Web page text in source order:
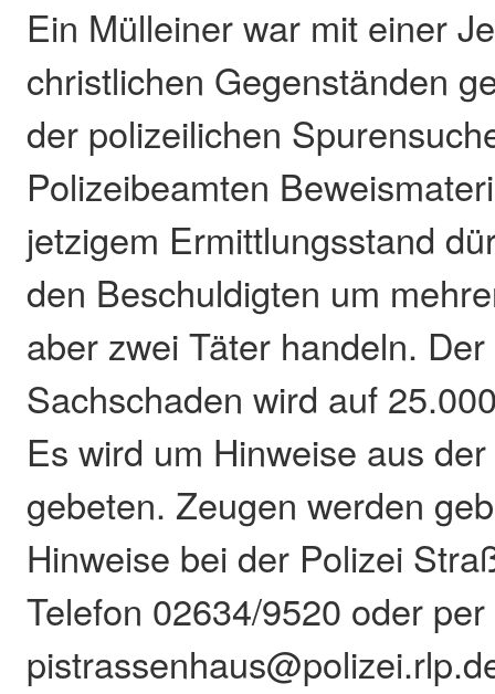
Ein Mülleiner war mit einer
christlichen Gegenständen
der polizeilichen
Polizeibeamten
jetzigem Ermittlungsstand
den Beschuldigten um
aber zwei Täter handeln.
Sachschaden wird auf
Es wird um Hinweise aus
gebeten. Zeugen werden
Hinweise bei der Polizei
Telefon 02634/9520 oder